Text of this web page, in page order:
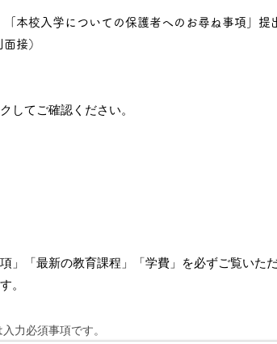
本校入学についての保護者へのお尋ね事項」
面接）
してご確認ください。
」「最新の教育課程」「学費」を必ずご覧いた
。
入力必須事項です。